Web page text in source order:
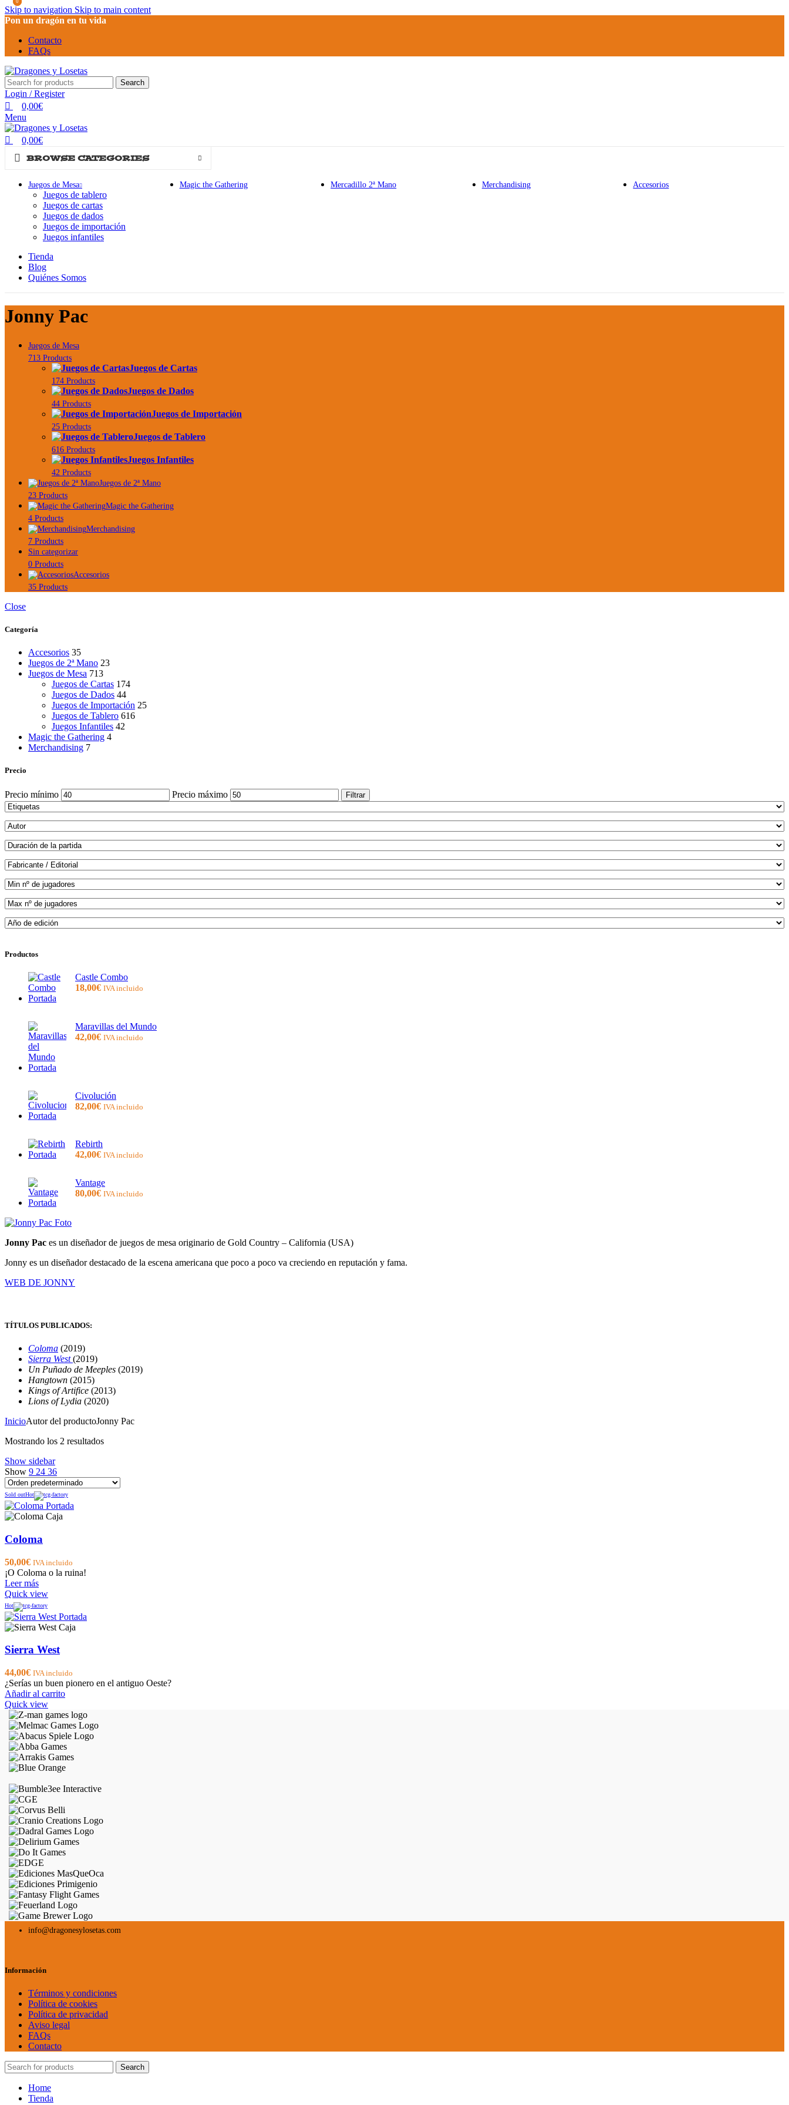
Skip to navigation Skip to main content
Pon un dragón en tu vida
Contacto
FAQs
Search
Login / Register
0
0,00€
Menu
0
0,00€
BROWSE CATEGORIES
Juegos de Mesa
Juegos de tablero
Juegos de cartas
Juegos de dados
Juegos de importación
Juegos infantiles
Magic the Gathering Mercadillo 2ª Mano Merchandising Accesorios
Tienda
Blog
Quiénes Somos
Jonny Pac
Juegos de Mesa
713 Products
Juegos de Cartas
174 Products
Juegos de Dados
44 Products
Juegos de Importación
25 Products
Juegos de Tablero
616 Products
Juegos Infantiles
42 Products
Juegos de 2ª Mano
23 Products
Magic the Gathering
4 Products
Merchandising
7 Products
Sin categorizar
0 Products
Accesorios
35 Products
Close
Categoría
Accesorios 35
Juegos de 2ª Mano 23
Juegos de Mesa 713
Juegos de Cartas 174
Juegos de Dados 44
Juegos de Importación 25
Juegos de Tablero 616
Juegos Infantiles 42
Magic the Gathering 4
Merchandising 7
Precio
Precio mínimo Precio máximo Filtrar
Productos
Castle Combo
18,00€ IVA incluido
Maravillas del Mundo
42,00€ IVA incluido
Civolución
82,00€ IVA incluido
Rebirth
42,00€ IVA incluido
Vantage
80,00€ IVA incluido
Jonny Pac es un diseñador de juegos de mesa originario de Gold Country – California (USA)
Jonny es un diseñador destacado de la escena americana que poco a poco va creciendo en reputación y fama.
WEB DE JONNY
TÍTULOS PUBLICADOS:
Coloma (2019)
Sierra West(2019)
Un Puñado de Meeples (2019)
Hangtown (2015)
Kings of Artifice (2013)
Lions of Lydia (2020)
InicioAutor del productoJonny Pac
Mostrando los 2 resultados
Show sidebar
Show 9 24 36
Sold outHot
Coloma
50,00€ IVA incluido
¡O Coloma o la ruina!
Leer más
Quick view
Hot
Sierra West
44,00€ IVA incluido
¿Serías un buen pionero en el antiguo Oeste?
Añadir al carrito
Quick view
info@dragonesylosetas.com
Información
Términos y condiciones
Política de cookies
Política de privacidad
Aviso legal
FAQs
Contacto
Search
Home
Tienda